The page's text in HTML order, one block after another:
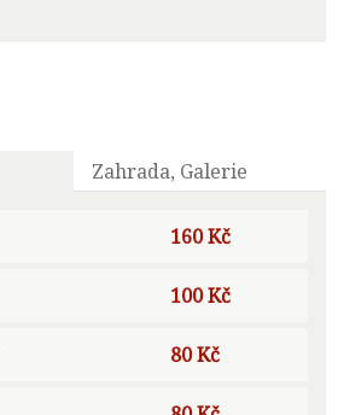
Zahrada, Galerie
160 Kč
100 Kč
80 Kč